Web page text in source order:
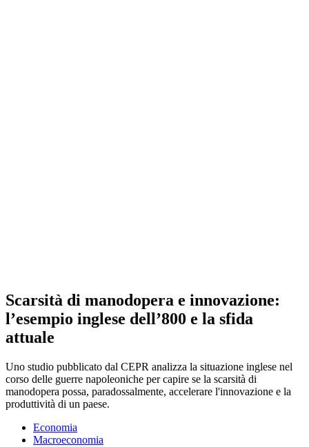
Scarsità di manodopera e innovazione:
l’esempio inglese dell’800 e la sfida
attuale
Uno studio pubblicato dal CEPR analizza la situazione inglese nel
corso delle guerre napoleoniche per capire se la scarsità di
manodopera possa, paradossalmente, accelerare l'innovazione e la
produttività di un paese.
Economia
Macroeconomia